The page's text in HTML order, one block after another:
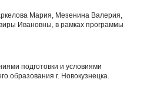
Мария, Мезенина Валерия,
Ивановны, в рамках программы
подготовки и условиями
образования г. Новокузнецка.